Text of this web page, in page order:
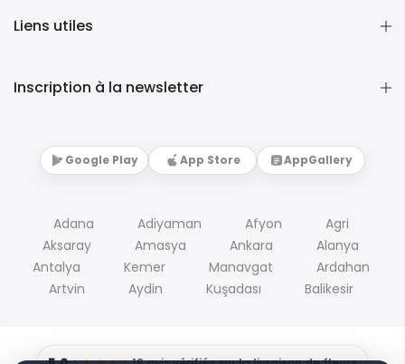
Liens utiles
Inscription à la newsletter
Google Play App Store AppGallery
Adana Adiyaman Afyon
Agri
Aksaray
Amasya Ankara
Alanya
Antalya
Kemer Manavgat
Ardahan
Artvin
Aydin Kuşadası Balikesir